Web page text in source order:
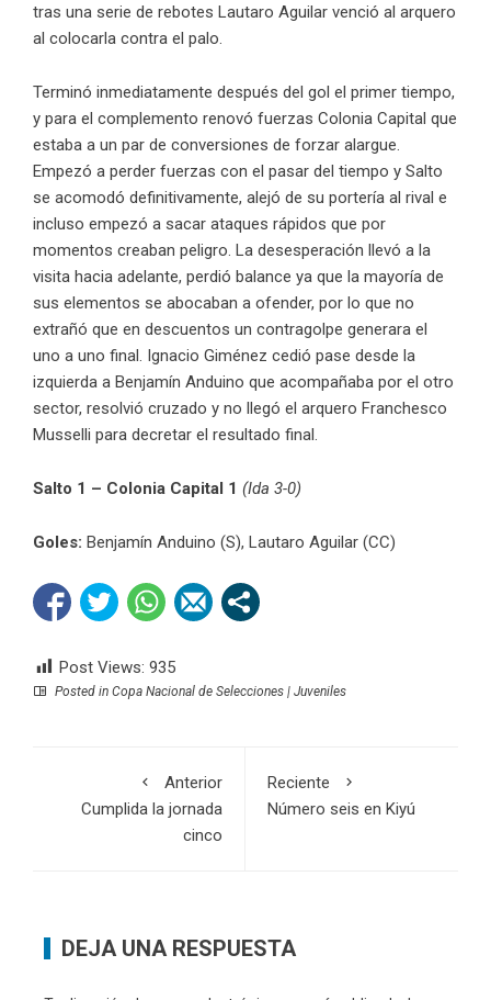
tras una serie de rebotes Lautaro Aguilar venció al arquero
al colocarla contra el palo.
Terminó inmediatamente después del gol el primer tiempo,
y para el complemento renovó fuerzas Colonia Capital que
estaba a un par de conversiones de forzar alargue.
Empezó a perder fuerzas con el pasar del tiempo y Salto
se acomodó definitivamente, alejó de su portería al rival e
incluso empezó a sacar ataques rápidos que por
momentos creaban peligro. La desesperación llevó a la
visita hacia adelante, perdió balance ya que la mayoría de
sus elementos se abocaban a ofender, por lo que no
extrañó que en descuentos un contragolpe generara el
uno a uno final. Ignacio Giménez cedió pase desde la
izquierda a Benjamín Anduino que acompañaba por el otro
sector, resolvió cruzado y no llegó el arquero Franchesco
Musselli para decretar el resultado final.
Salto 1 – Colonia Capital 1 (Ida 3-0)
Goles: Benjamín Anduino (S), Lautaro Aguilar (CC)
Post Views: 935
Posted in Copa Nacional de Selecciones | Juveniles
Anterior
Cumplida la jornada
cinco
Reciente
Número seis en Kiyú
DEJA UNA RESPUESTA